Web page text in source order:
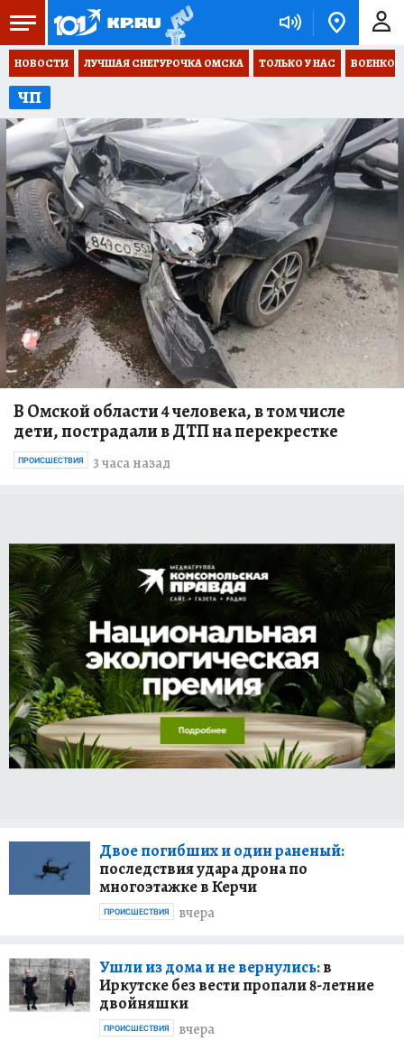
НОВОСТИ ЛУЧШАЯ СНЕГУРОЧКА ОМСКА ТОЛЬКО У НАС
ЧП
В Омской области 4 человека, в том числе
дети, пострадали в ДТП на перекрестке
3 часа назад
ПРОИСШЕСТВИЯ
Двое погибших и один раненый:
последствия удара дрона по
многоэтажке в Керчи
вчера
ПРОИСШЕСТВИЯ
Ушли из дома и не вернулись:в
Иркутске без вести пропали 8-летние
двойняшки
вчера
ПРОИСШЕСТВИЯ